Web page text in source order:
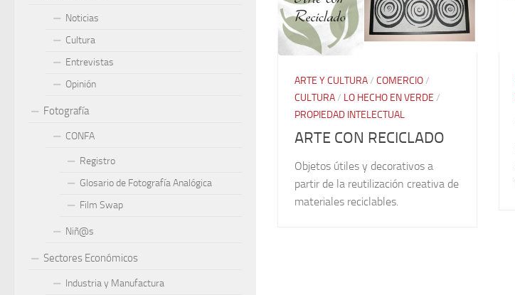
ARTE Y CULTURA/ COMERCIO/
CULTURA/ LO HECHO EN VERDE /
PROPIEDAD INTELECTUAL
ARTE CON RECICLADO
Objetos útiles y decorativos a
partir de la reutilización creativa de
materiales reciclables.
Noticias
Cultura
Entrevistas
Opinión
Fotografía
CONFA
Registro
Glosario de Fotografía Analógica
Film Swap
Niñ@s
Sectores Económicos
Industria y Manufactura